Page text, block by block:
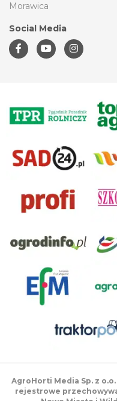
Morawica
Social Media
AgroHorti Media Sp. z o.o.
rejestrowe